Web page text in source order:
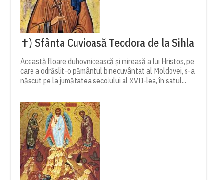
✝) Sfânta Cuvioasă Teodora de la Sihla
Această floare duhovnicească și mireasă a lui Hristos, pe
care a odrăslit-o pământul binecuvântat al Moldovei, s-a
născut pe la jumătatea secolului al XVII-lea, în satul...